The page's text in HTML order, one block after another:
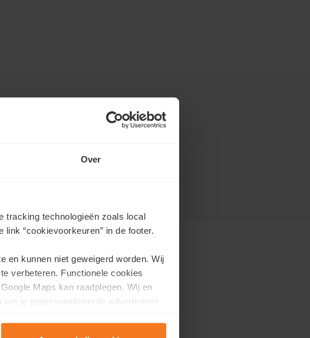
Over
tracking technologieën zoals local
“cookievoorkeuren” in de footer.
en kunnen niet geweigerd worden. Wij
verbeteren. Functionele cookies
Maps kan raadplegen. Wij en
je gepersonaliseerde advertenties
Regiokantoren
Antwerpen